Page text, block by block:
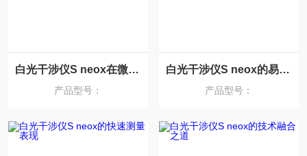
白光干涉仪S neox在微纳技术中的角色
产品型号：
白光干涉仪S neox的易维护性设计
产品型号：